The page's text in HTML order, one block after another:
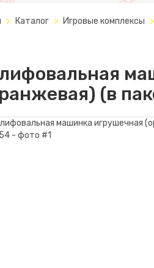
Каталог Игровые комплексы
(в